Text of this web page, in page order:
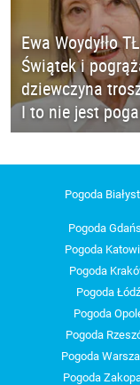
Ewa Woydyłło
Świątek i
dziewczyna
I to nie jest
Pogoda
Pogoda
Pogoda
Pogoda
Pogoda Łódź
Pogoda
Pogoda
Pogoda
Pogoda